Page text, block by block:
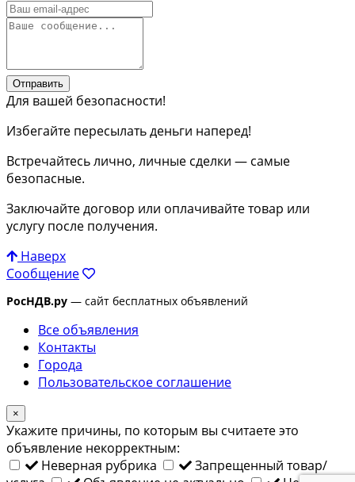
Отправить
Для вашей безопасности!
Избегайте пересылать деньги наперед!
Встречайтесь лично, личные сделки — самые
безопасные.
Заключайте договор или оплачивайте товар или
услугу после получения.
Наверх
Сообщение
РосНДВ.ру — сайт бесплатных объявлений
Все объявления
Контакты
Города
Пользовательское соглашение
×
Укажите причины, по которым вы считаете это
объявление некорректным:
Неверная рубрика
Запрещенный товар/